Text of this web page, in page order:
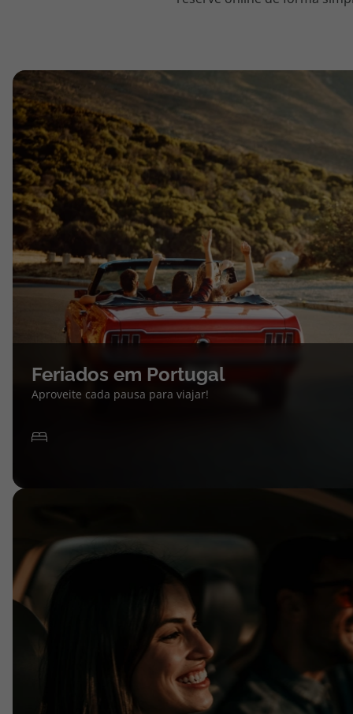
topatlantico@topatlantico.com
Feriados em Portugal
Aproveite cada pausa para viajar!